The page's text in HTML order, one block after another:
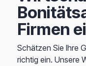
Firmen
Schätzen Sie Ihre
richtig ein. Unsere